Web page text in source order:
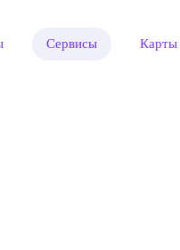
Сервисы Карты